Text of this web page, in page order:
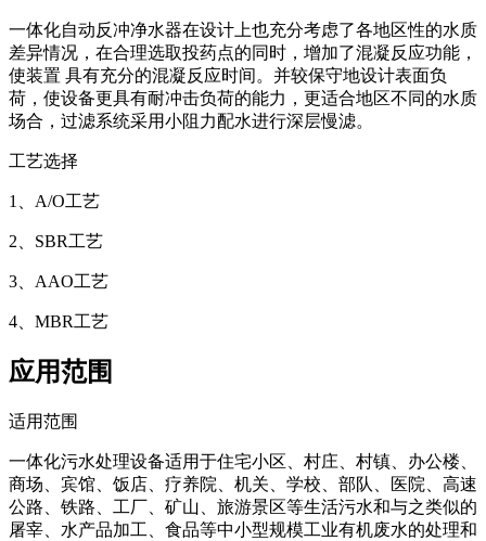
一体化自动反冲净水器在设计上也充分考虑了各地区性的水质
差异情况，在合理选取投药点的同时，增加了混凝反应功能，
使装置 具有充分的混凝反应时间。并较保守地设计表面负
荷，使设备更具有耐冲击负荷的能力，更适合地区不同的水质
场合，过滤系统采用小阻力配水进行深层慢滤。
工艺选择
1、A/O工艺
2、SBR工艺
3、AAO工艺
4、MBR工艺
应用范围
适用范围
一体化污水处理设备适用于住宅小区、村庄、村镇、办公楼、
商场、宾馆、饭店、疗养院、机关、学校、部队、医院、高速
公路、铁路、工厂、矿山、旅游景区等生活污水和与之类似的
屠宰、水产品加工、食品等中小型规模工业有机废水的处理和